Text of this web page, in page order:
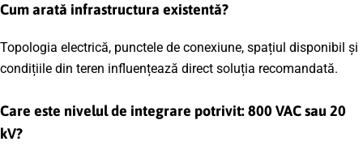
Cum arată infrastructura existentă?
Topologia electrică, punctele de conexiune, spațiul disponibil și
condițiile din teren influențează direct soluția recomandată.
Care este nivelul de integrare potrivit: 800 VAC sau 20
kV?